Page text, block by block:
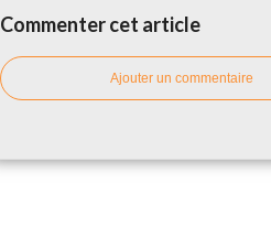
Commenter cet article
Ajouter un commentaire